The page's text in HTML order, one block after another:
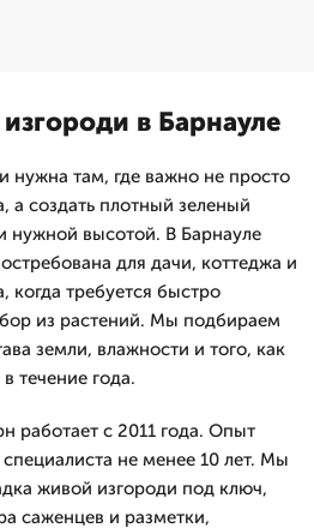
в Барнауле
нужна там, где важно не просто
а создать плотный зеленый
нужной высотой. В Барнауле
для дачи, коттеджа и
когда требуется быстро
из растений. Мы подбираем
земли, влажности и того, как
течение года.
работает с 2011 года. Опыт
не менее 10 лет. Мы
живой изгороди под ключ,
саженцев и разметки,